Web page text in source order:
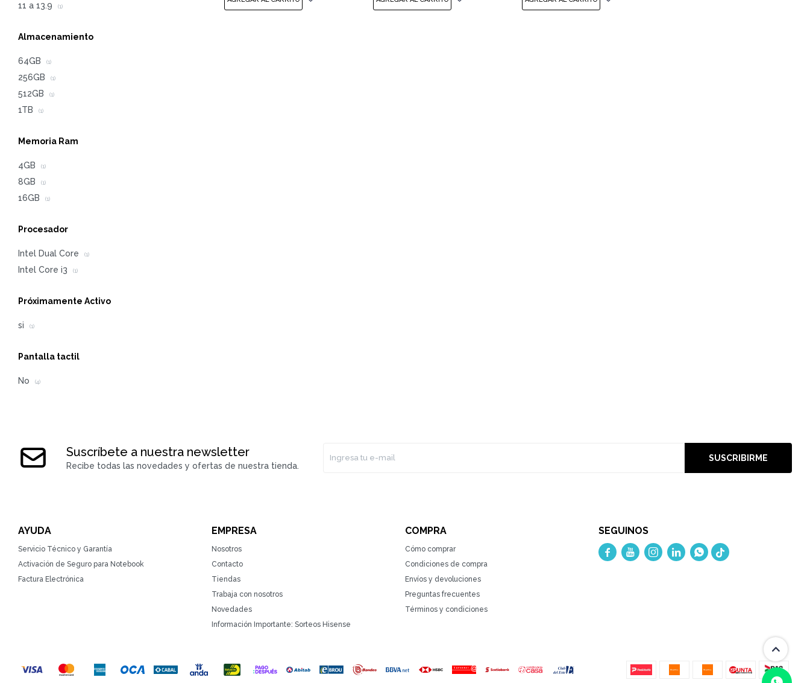
11 a 13.9 (1)
Almacenamiento
64GB (1)
256GB (1)
512GB (1)
1TB (1)
Memoria Ram
4GB (1)
8GB (1)
16GB (1)
Procesador
Intel Dual Core (1)
Intel Core i3 (1)
Próximamente Activo
si (1)
Pantalla tactil
No (4)
Suscríbete a nuestra newsletter
Recibe todas las novedades y ofertas de nuestra tienda.
SUSCRIBIRME
AYUDA
Servicio Técnico y Garantía
Activación de Seguro para Notebook
Factura Electrónica
EMPRESA
Nosotros
Contacto
Tiendas
Trabaja con nosotros
Novedades
Información Importante: Sorteos Hisense
COMPRA
Cómo comprar
Condiciones de compra
Envíos y devoluciones
Preguntas frecuentes
Términos y condiciones
SEGUINOS
    